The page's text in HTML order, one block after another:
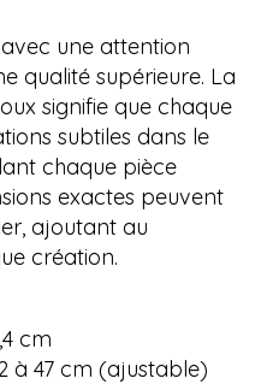
une attention
qualité supérieure. La
signifie que chaque
subtiles dans le
chaque pièce
exactes peuvent
ajoutant au
création.
cm
à 47 cm (ajustable)